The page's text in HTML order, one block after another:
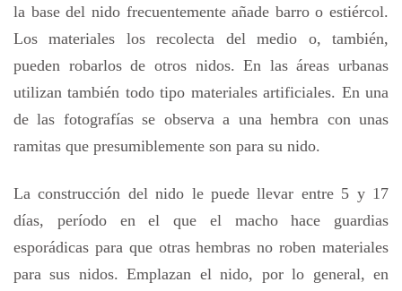
la base del nido frecuentemente añade barro o estiércol.
Los materiales los recolecta del medio o, también,
pueden robarlos de otros nidos. En las áreas urbanas
utilizan también todo tipo materiales artificiales. En una
de las fotografías se observa a una hembra con unas
ramitas que presumiblemente son para su nido.
La construcción del nido le puede llevar entre 5 y 17
días, período en el que el macho hace guardias
esporádicas para que otras hembras no roben materiales
para sus nidos. Emplazan el nido, por lo general, en